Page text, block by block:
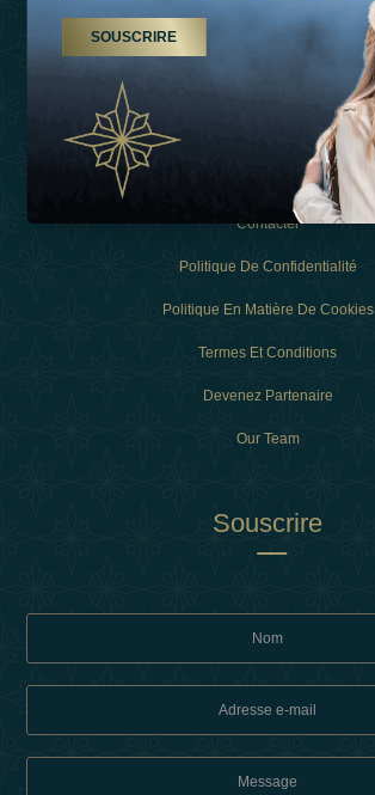
À Propos De Nous
Types De Vacances
Contacter
Politique De Confidentialité
Politique En Matière De Cookies
Termes Et Conditions
Devenez Partenaire
Our Team
Souscrire
SOUSCRIRE